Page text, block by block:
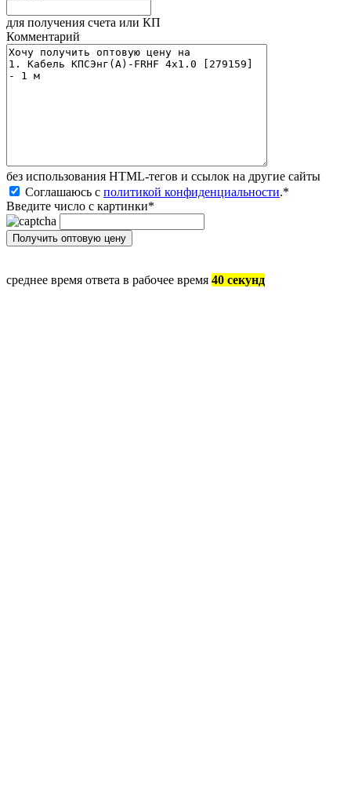
для получения счета или КП
Комментарий
без иcпользования HTML-тегов и ссылок на другие сайты
Соглашаюсь с политикой конфиденциальности.*
Введите число с картинки*
среднее время ответа в рабочее время 40 секунд